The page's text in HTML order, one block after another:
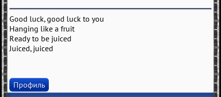
Good luck, good luck to you
Hanging like a fruit
Ready to be juiced
Juiced, juiced
Профиль